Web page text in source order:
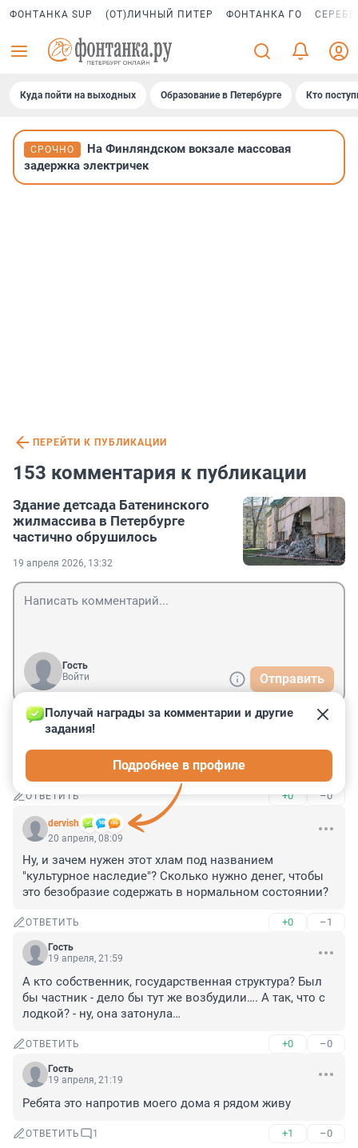
ФОНТАНКА SUP (ОТ)ЛИЧНЫЙ ПИТЕР ФОНТАНКА ГО
Куда пойти на выходных Образование в Петербурге Кто
СРОЧНО
На Финляндском вокзале массовая
задержка электричек
ПЕРЕЙТИ К ПУБЛИКАЦИИ
153 комментария к публикации
Здание детсада Батенинского
жилмассива в Петербурге
частично обрушилось
19 апреля 2026, 13:32
Гость
Войти
Отправить
Гость
Это напротив моего дома
ОТВЕТИТЬ +0 –0
dervish
Получай награды за комментарии и другие
задания!
Подробнее в профиле
20 апреля, 08:09
Ну, и зачем нужен этот хлам под названием
"культурное наследие"? Сколько нужно денег, чтобы
это безобразие содержать в нормальном состоянии?
ОТВЕТИТЬ +0 –1
Гость
19 апреля, 21:59
А кто собственник, государственная структура? Был
бы частник - дело бы тут же возбудили…. А так, что с
лодкой? - ну, она затонула…
ОТВЕТИТЬ +0 –0
Гость
19 апреля, 21:19
Ребята это напротив моего дома я рядом живу
ОТВЕТИТЬ 1 +1 –0